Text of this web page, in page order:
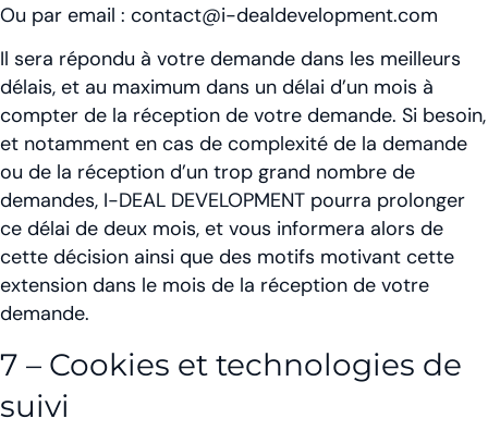
Ou par email : contact@i-dealdevelopment.com
Il sera répondu à votre demande dans les meilleurs
délais, et au maximum dans un délai d’un mois à
compter de la réception de votre demande. Si besoin,
et notamment en cas de complexité de la demande
ou de la réception d’un trop grand nombre de
demandes, I-DEAL DEVELOPMENT pourra prolonger
ce délai de deux mois, et vous informera alors de
cette décision ainsi que des motifs motivant cette
extension dans le mois de la réception de votre
demande.
7 – Cookies et technologies de
suivi